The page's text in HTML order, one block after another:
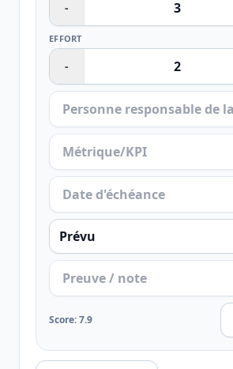
-
EFFORT
-
Score:7.9